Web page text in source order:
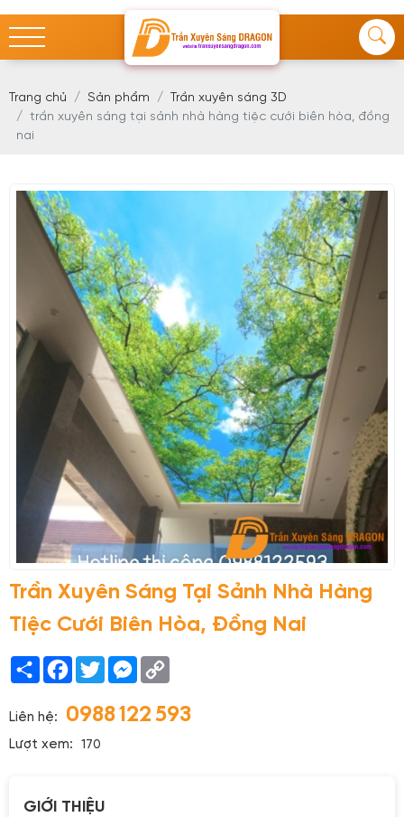
Trang chủ Sản phẩm
Trần xuyên sáng 3D
trần xuyên sáng tại sảnh nhà hàng tiệc cưới biên hòa, đồng
nai
Trần Xuyên Sáng Tại Sảnh Nhà Hàng
Tiệc Cưới Biên Hòa, Đồng Nai
Share Facebook
TwitterMessenger
Liên hệ: 0988 122 593
Lượt xem: 170
GIỚI THIỆU